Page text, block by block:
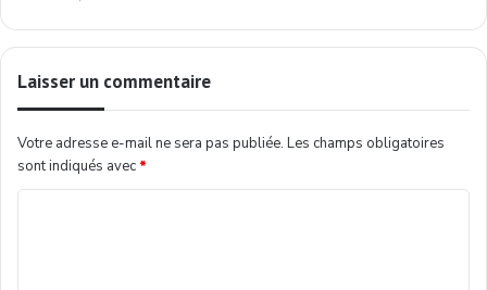
Laisser un commentaire
Votre adresse e-mail ne sera pas publiée. Les champs obligatoires
sont indiqués avec *